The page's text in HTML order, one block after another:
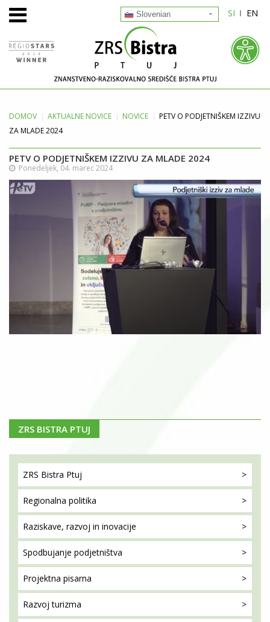
SI EN
Slovenian
DOMOV AKTUALNE NOVICE NOVICE
PETV O PODJETNIŠKEM IZZIVU
ZA MLADE 2024
PETV O PODJETNIŠKEM IZZIVU ZA MLADE 2024
Ponedeljek, 04. marec 2024
ZRS BISTRA PTUJ
ZRS Bistra Ptuj
Regionalna politika
Raziskave, razvoj in inovacije
Spodbujanje podjetništva
Projektna pisarna
Razvoj turizma